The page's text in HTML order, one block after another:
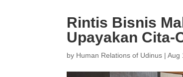
Rintis Bisnis
Upayakan Cita-
by Human Relations of Udinus |Aug